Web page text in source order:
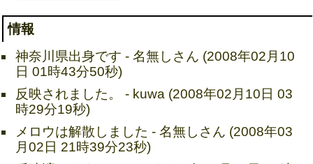
情報
神奈川県出身です - 名無しさん (2008年02月10
日 01時43分50秒)
反映されました。 - kuwa (2008年02月10日 03
時29分19秒)
メロウは解散しました - 名無しさん (2008年03
月02日 21時39分23秒)